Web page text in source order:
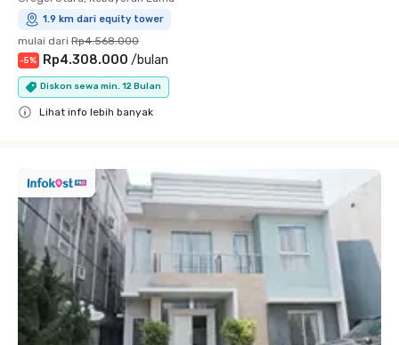
1.9 km dari equity tower
mulai dari Rp4.568.000
-5% Rp4.308.000 /bulan
Diskon sewa min. 12 Bulan
Lihat info lebih banyak